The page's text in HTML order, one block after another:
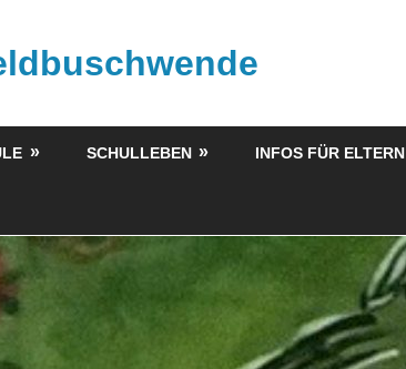
SCHULLEBEN INFOS FÜR ELTERN